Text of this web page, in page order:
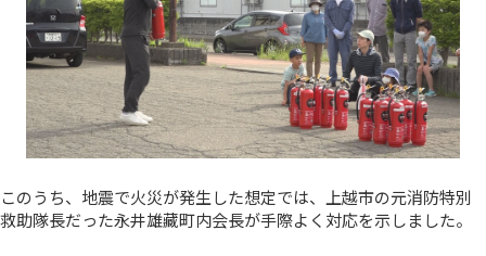
このうち、地震で火災が発生した想定では、上越市の元消防特別
救助隊長だった永井雄藏町内会長が手際よく対応を示しました。